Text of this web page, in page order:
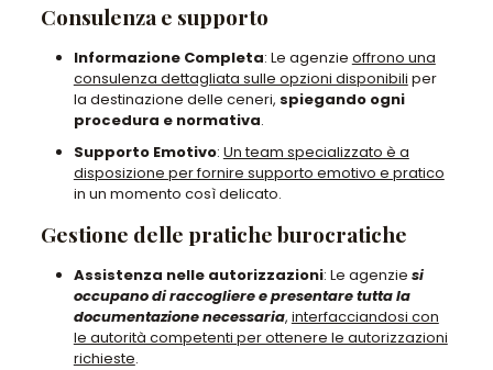
Consulenza e supporto
Informazione Completa: Le agenzie offrono una
consulenza dettagliata sulle opzioni disponibili per
la destinazione delle ceneri, spiegando ogni
procedura e normativa.
Supporto Emotivo: Un team specializzato è a
disposizione per fornire supporto emotivo e pratico
in un momento così delicato.
Gestione delle pratiche burocratiche
Assistenza nelle autorizzazioni: Le agenzie si
occupano di raccogliere e presentare tutta la
documentazione necessaria, interfacciandosi con
le autorità competenti per ottenere le autorizzazioni
richieste.